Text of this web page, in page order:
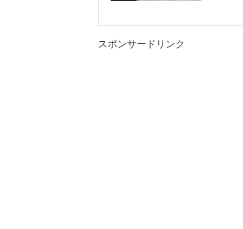
スポンサードリンク